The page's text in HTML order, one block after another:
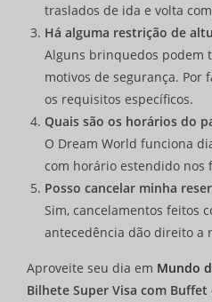
traslados de ida e volta
Há alguma restrição de
Alguns brinquedos podem
motivos de segurança. Por
os requisitos específicos.
Quais são os horários do
O Dream World funciona
com horário estendido nos
Posso cancelar minha
Sim, cancelamentos feitos
antecedência dão direito a
Aproveite seu dia em Mundo
Bilhete Super Visa com Buffet